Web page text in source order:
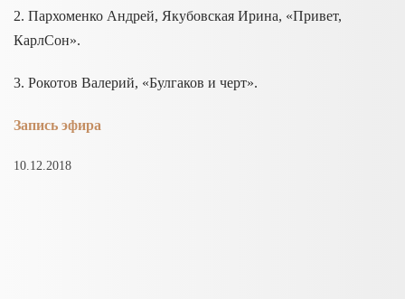
2. Пархоменко Андрей, Якубовская Ирина, «Привет,
КарлСон».
3. Рокотов Валерий, «Булгаков и черт».
Запись эфира
10.12.2018